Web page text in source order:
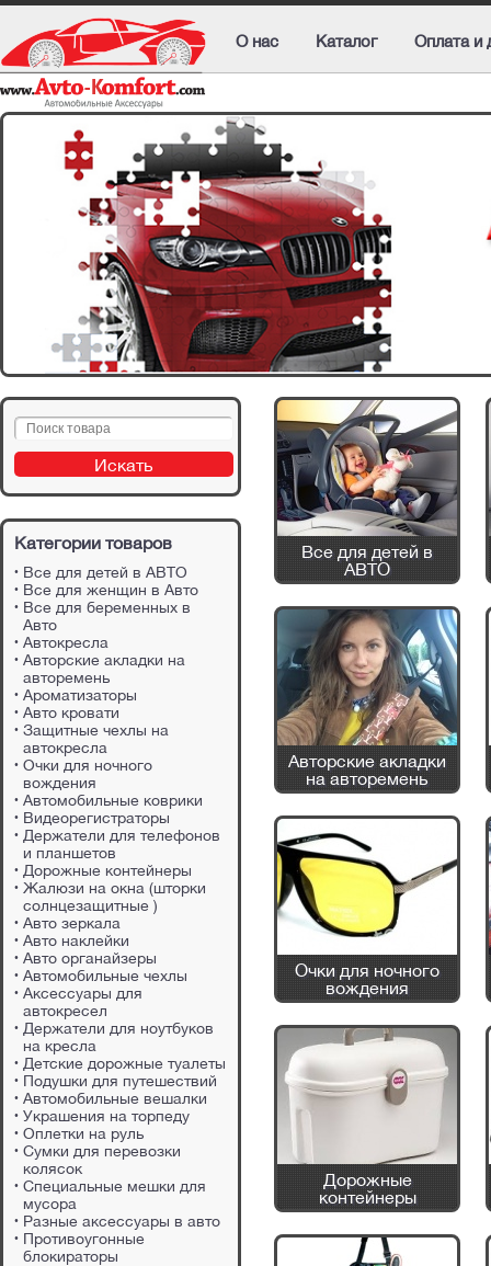
О нас Каталог Оплата и
Все для детей в
АВТО
Авторские акладки
на авторемень
Очки для ночного
вождения
Дорожные
контейнеры
Категории товаров
Все для детей в АВТО
Все для женщин в Авто
Все для беременных в
Авто
Автокресла
Авторские акладки на
авторемень
Ароматизаторы
Авто кровати
Защитные чехлы на
автокресла
Очки для ночного
вождения
Автомобильные коврики
Видеорегистраторы
Держатели для телефонов
и планшетов
Дорожные контейнеры
Жалюзи на окна (шторки
солнцезащитные )
Авто зеркала
Авто наклейки
Авто органайзеры
Автомобильные чехлы
Аксессуары для
автокресел
Держатели для ноутбуков
на кресла
Детские дорожные туалеты
Подушки для путешествий
Автомобильные вешалки
Украшения на торпеду
Оплетки на руль
Сумки для перевозки
колясок
Специальные мешки для
мусора
Разные аксессуары в авто
Противоугонные
блокираторы